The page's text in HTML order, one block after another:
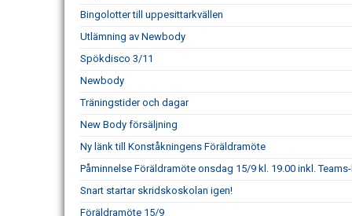
Bingolotter till uppesittarkvällen
Utlämning av Newbody
Spökdisco 3/11
Newbody
Träningstider och dagar
New Body försäljning
Ny länk till Konståkningens Föräldramöte
Påminnelse Föräldramöte onsdag 15/9 kl. 19.00 inkl.
Snart startar skridskoskolan igen!
Föräldramöte 15/9